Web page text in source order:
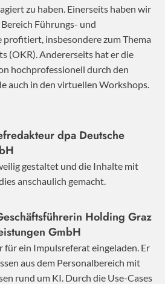
zu haben. Einerseits haben wir
Führungs- und
insbesondere zum Thema
(OKR). Andererseits hat er die
hochprofessionell durch den
auch in den virtuellen Workshops.
dpa Deutsche
gestaltet und die Inhalte mit
anschaulich gemacht.
Holding Graz
GmbH
für ein Impulsreferat eingeladen. Er
aus dem Personalbereich mit
rund um KI. Durch die Use-Cases